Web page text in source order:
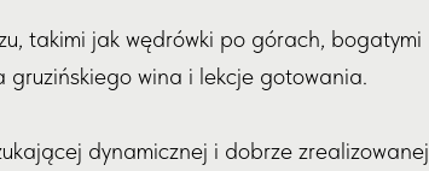
takimi jak wędrówki po górach, bogatymi
wina i lekcje gotowania.
dynamicznej i dobrze zrealizowanej